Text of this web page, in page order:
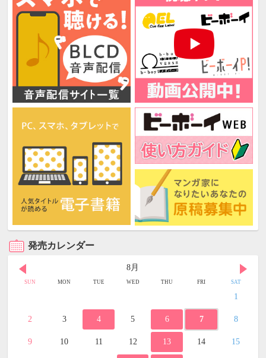
発売カレンダー
8月
SUN MON TUE WED THU FRI SAT
1
2 3 4 5 6 7 8
9 10 11 12 13 14 15